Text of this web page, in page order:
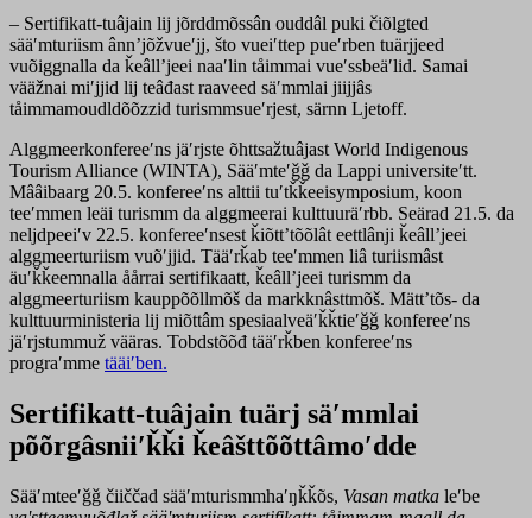
– Sertifikatt-tuâjain lij jõrddmõssân ouddâl puki čiõlǥted
sääʹmturiism ânnʼjõžvueʹjj, što vueiʹttep pueʹrben tuärjjeed
vuõiggnalla da ǩeâllʼjeei naaʹlin tåimmai vueʹssbeäʹlid. Samai
vääžnai miʹjjid lij teâđast raaveed säʹmmlai jiijjâs
tåimmamoudldõõzzid turismmsueʹrjest, särnn Ljetoff.
Alggmeerkonfereeʹns jäʹrjste õhttsažtuâjast World Indigenous
Tourism Alliance (WINTA), Sääʹmteʹǧǧ da Lappi universiteʹtt.
Mââibaarǥ 20.5. konfereeʹns alttii tuʹtǩǩeeisymposium, koon
teeʹmmen leäi turismm da alggmeerai kulttuuräʹrbb. Seärad 21.5. da
neljdpeeiʹv 22.5. konfereeʹnsest ǩiõttʼtõõlât eettlânji ǩeâllʼjeei
alggmeerturiism vuõʹjjid. Tääʹrǩab teeʹmmen liâ turiismâst
äuʹǩǩeemnalla åårrai sertifikaatt, ǩeâllʼjeei turismm da
alggmeerturiism kauppõõllmõš da markknâsttmõš. Mättʼtõs- da
kulttuurministeria lij miõttâm spesiaalveäʹǩǩtieʹǧǧ konfereeʹns
jäʹrjstummuž vääras. Tobdstõõđ tääʹrǩben konfereeʹns
prograʹmme tääiʹben.
Sertifikatt-tuâjain tuärj säʹmmlai
põõrǥâsniiʹǩǩi ǩeâšttõõttâmoʹdde
Sääʹmteeʹǧǧ čiiččad sääʹmturismmhaʹŋǩǩõs, Vasan matka leʹbe